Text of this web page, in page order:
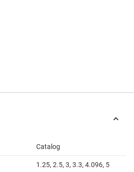
Catalog
1.25, 2.5, 3, 3.3, 4.096, 5